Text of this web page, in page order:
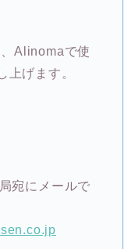
Alinomaで使
上げます。
宛にメールで